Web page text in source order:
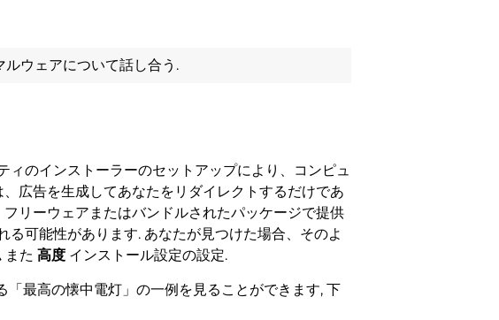
ウェアについて話し合う.
ィのインストーラーのセットアップにより、コンピュ
広告を生成してあなたをリダイレクトするだけであ
リーウェアまたはバンドルされたパッケージで提供
可能性があります. あなたが見つけた場合、そのよ
また 高度 インストール設定の設定.
最高の懐中電灯」の一例を見ることができます, 下